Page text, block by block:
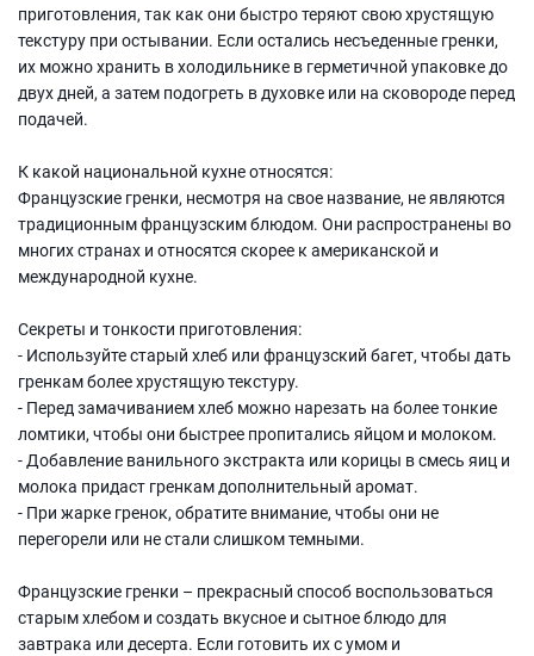
приготовления, так как они быстро теряют свою хрустящую
текстуру при остывании. Если остались несъеденные гренки,
их можно хранить в холодильнике в герметичной упаковке до
двух дней, а затем подогреть в духовке или на сковороде перед
подачей.
К какой национальной кухне относятся:
Французские гренки, несмотря на свое название, не являются
традиционным французским блюдом. Они распространены во
многих странах и относятся скорее к американской и
международной кухне.
Секреты и тонкости приготовления:
- Используйте старый хлеб или французский багет, чтобы дать
гренкам более хрустящую текстуру.
- Перед замачиванием хлеб можно нарезать на более тонкие
ломтики, чтобы они быстрее пропитались яйцом и молоком.
- Добавление ванильного экстракта или корицы в смесь яиц и
молока придаст гренкам дополнительный аромат.
- При жарке гренок, обратите внимание, чтобы они не
перегорели или не стали слишком темными.
Французские гренки – прекрасный способ воспользоваться
старым хлебом и создать вкусное и сытное блюдо для
завтрака или десерта. Если готовить их с умом и